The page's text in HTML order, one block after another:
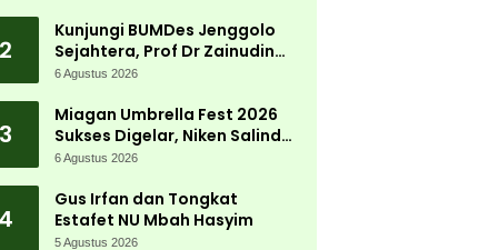
2
Kunjungi BUMDes Jenggolo
Sejahtera, Prof Dr Zainudin
Maliki: Kita Wujudkan
Potensi Desa
6 Agustus 2026
3
Miagan Umbrella Fest 2026
Sukses Digelar, Niken Salindry
Jadi Magnet Ribuan
6 Agustus 2026
4
Gus Irfan dan Tongkat
Estafet NU Mbah Hasyim
5 Agustus 2026